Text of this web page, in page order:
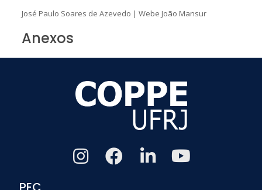
José Paulo Soares de Azevedo | Webe João Mansur
Anexos